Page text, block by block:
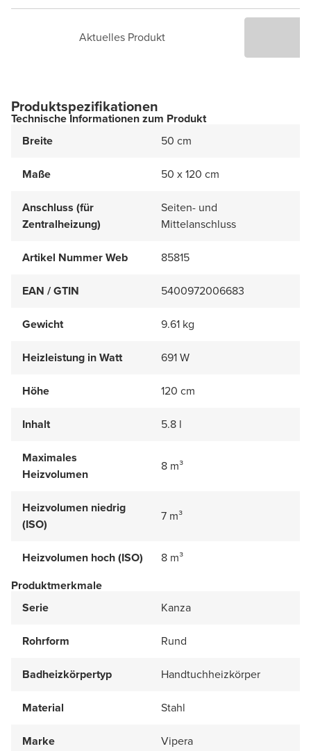
Aktuelles Produkt
Produktspezifikationen
Technische Informationen zum Produkt
Breite
50 cm
Maße 50 x 120 cm
Anschluss (für
Zentralheizung)
Seiten- und
Mittelanschluss
Artikel Nummer Web 85815
EAN / GTIN 5400972006683
Gewicht 9.61 kg
Heizleistung in Watt 691 W
Höhe 120 cm
Inhalt 5.8 l
Maximales
Heizvolumen
8 m³
Heizvolumen niedrig
(ISO)
7 m³
Heizvolumen hoch (ISO)
8 m³
Produktmerkmale
Serie
Kanza
Rohrform Rund
Badheizkörpertyp Handtuchheizkörper
Material Stahl
Marke Vipera